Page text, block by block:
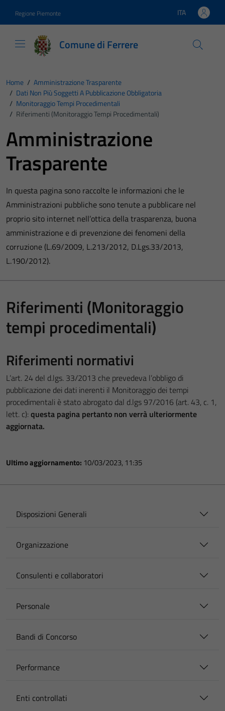
Regione Piemonte Lingua attiva:
ITA
Comune di Ferrere
Home / Amministrazione Trasparente
/ Dati Non Più Soggetti A Pubblicazione Obbligatoria
/ Monitoraggio Tempi Procedimentali
/ Riferimenti (Monitoraggio Tempi Procedimentali)
Amministrazione
Trasparente
In questa pagina sono raccolte le informazioni che le
Amministrazioni pubbliche sono tenute a pubblicare nel
proprio sito internet nell’ottica della trasparenza, buona
amministrazione e di prevenzione dei fenomeni della
corruzione (L.69/2009, L.213/2012, D.Lgs.33/2013,
L.190/2012).
Riferimenti (Monitoraggio
tempi procedimentali)
Riferimenti normativi
L’art. 24 del d.lgs. 33/2013 che prevedeva l’obbligo di
pubblicazione dei dati inerenti il Monitoraggio dei tempi
procedimentali è stato abrogato dal d.lgs 97/2016 (art. 43, c. 1,
lett. c): questa pagina pertanto non verrà ulteriormente
aggiornata.
Ultimo aggiornamento: 10/03/2023, 11:35
Disposizioni Generali
Organizzazione
Consulenti e collaboratori
Personale
Bandi di Concorso
Performance
Enti controllati